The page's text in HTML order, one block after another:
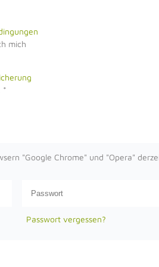
mich
*
"Google Chrome" und "Opera"
Passwort vergessen?